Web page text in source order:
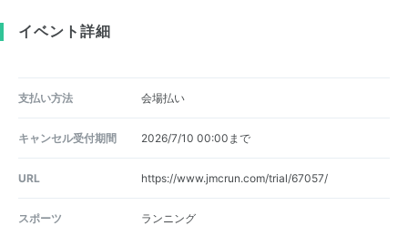
イベント詳細
支払い方法 会場払い
キャンセル受付期間 2026/7/10 00:00まで
URL https://www.jmcrun.com/trial/67057/
スポーツ ランニング